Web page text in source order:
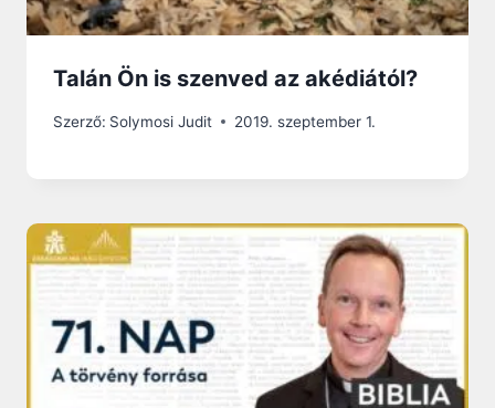
Talán Ön is szenved az akédiától?
Szerző: Solymosi Judit 2019. szeptember 1.